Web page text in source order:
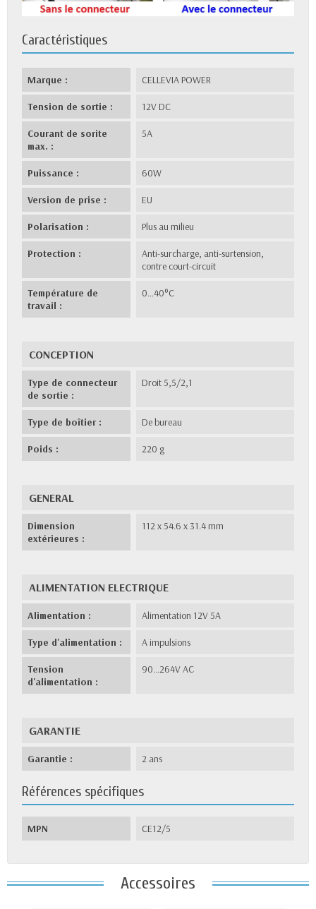
Caractéristiques
Marque : CELLEVIA POWER
Tension de sortie : 12V DC
Courant de sorite
max. :
5A
Puissance : 60W
Version de prise : EU
Polarisation : Plus au milieu
Protection :
Anti-surcharge, anti-surtension,
contre court-circuit
Température de
travail :
0...40°C
CONCEPTION
Type de connecteur
de sortie :
Droit 5,5/2,1
Type de boîtier : De bureau
Poids : 220 g
GENERAL
Dimension
extérieures :
112 x 54.6 x 31.4 mm
ALIMENTATION ELECTRIQUE
Alimentation : Alimentation 12V 5A
Type d'alimentation : A impulsions
Tension
d'alimentation :
90...264V AC
GARANTIE
Garantie : 2 ans
Références spécifiques
MPN CE12/5
Accessoires